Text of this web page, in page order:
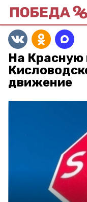
На Красную
движение